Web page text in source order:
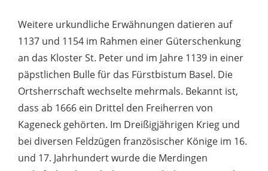
Weitere urkundliche Erwähnungen datieren auf
1137 und 1154 im Rahmen einer Güterschenkung
an das Kloster St. Peter und im Jahre 1139 in einer
päpstlichen Bulle für das Fürstbistum Basel. Die
Ortsherrschaft wechselte mehrmals. Bekannt ist,
dass ab 1666 ein Drittel den Freiherren von
Kageneck gehörten. Im Dreißigjährigen Krieg und
bei diversen Feldzügen französischer Könige im 16.
und 17. Jahrhundert wurde die Merdingen